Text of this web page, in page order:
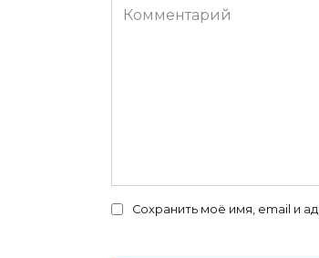
Комментарий
Сохранить моё имя, email и